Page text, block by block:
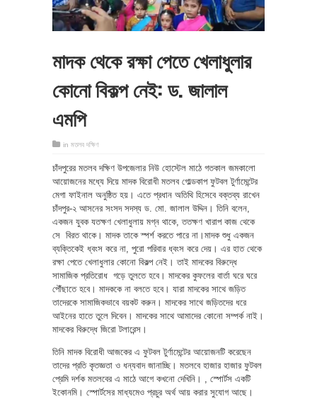
মাদক থেকে রক্ষা পেতে খেলাধুলার
কোনো বিকল্প নেই: ড. জালাল
এমপি
in মতলব দক্ষিণ
চাঁদপুরের মতলব দক্ষিণ উপজেলার নিউ হোস্টেল মাঠে গতকাল জমকালো
আয়োজনের মধ্যে দিয়ে মাদক বিরোধী মতলব গোল্ডকাপ ফুটবল টুর্ণামেন্টের
মেগা ফাইনাল অনুষ্ঠিত হয়। এতে প্রধান অতিথি হিসেবে বক্তব্য রাখেন
চাঁদপুর-২ আসনের সংসদ সদস্য ড. মো. জালাল উদ্দিন। তিনি বলেন,
একজন যুবক যতক্ষণ খেলাধুলায় মগ্ন থাকে, ততক্ষণ খারাপ কাজ থেকে
সে বিরত থাকে। মাদক তাকে স্পর্শ করতে পারে না।মাদক শুধু একজন
ব্যক্তিকেই ধ্বংস করে না, পুরো পরিবার ধ্বংস করে দেয়। এর হাত থেকে
রক্ষা পেতে খেলাধুলার কোনো বিকল্প নেই। তাই মাদকের বিরুদ্ধে
সামাজিক প্রতিরোধ গড়ে তুলতে হবে। মাদকের কুফলের বার্তা ঘরে ঘরে
পৌঁছাতে হবে। মাদককে না বলতে হবে। যারা মাদকের সাথে জড়িত
তাদেরকে সামাজিকভাবে বয়কট করুন। মাদকের সাথে জড়িতদের ধরে
আইনের হাতে তুলে দিবেন। মাদকের সাথে আমাদের কোনো সম্পর্ক নাই।
মাদকের বিরুদ্ধে জিরো টলারেন্স।
তিনি মাদক বিরোধী আজকের এ ফুটবল টুর্ণামেন্টের আয়োজনটি করেছেন
তাদের প্রতি কৃতজ্ঞতা ও ধন্যবাদ জানাচ্ছি। মতলবে হাজার হাজার ফুটবল
প্রেমি দর্শক মতলবের এ মাঠে আগে কখনো দেখিনি। , স্পোর্টস একটি
ইকোনমি। স্পোর্টসের মাধ্যমেও প্রচুর অর্থ আয় করার সুযোগ আছে।